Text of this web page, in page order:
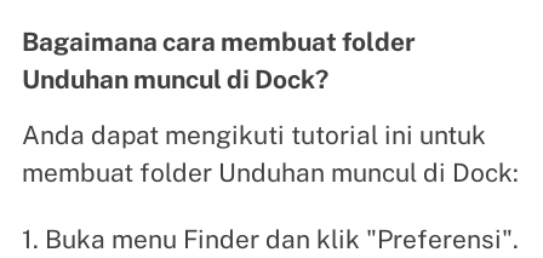
Bagaimana cara membuat folder
Unduhan muncul di Dock?
Anda dapat mengikuti tutorial ini untuk
membuat folder Unduhan muncul di Dock:
1. Buka menu Finder dan klik "Preferensi".